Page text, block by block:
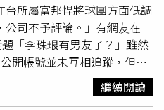
野深遠安打，中華隊追回2
迫於無奈只能再次來到投手
中華隊單局已經打了一輪，
；雙方戰成5比5。3局上，
西哥三上三下。3局下，吳尚
殺林書延的可能安打球，緊
所屬富邦悍將球團方面低調
司不予評論。」有網友在
「李珠珢有男友了？」雖然
開帳號並未互相追蹤，但兩
各自小帳的帳號。小帳ID分別
」，而朴洙鍾背號恰好
繼續閱讀